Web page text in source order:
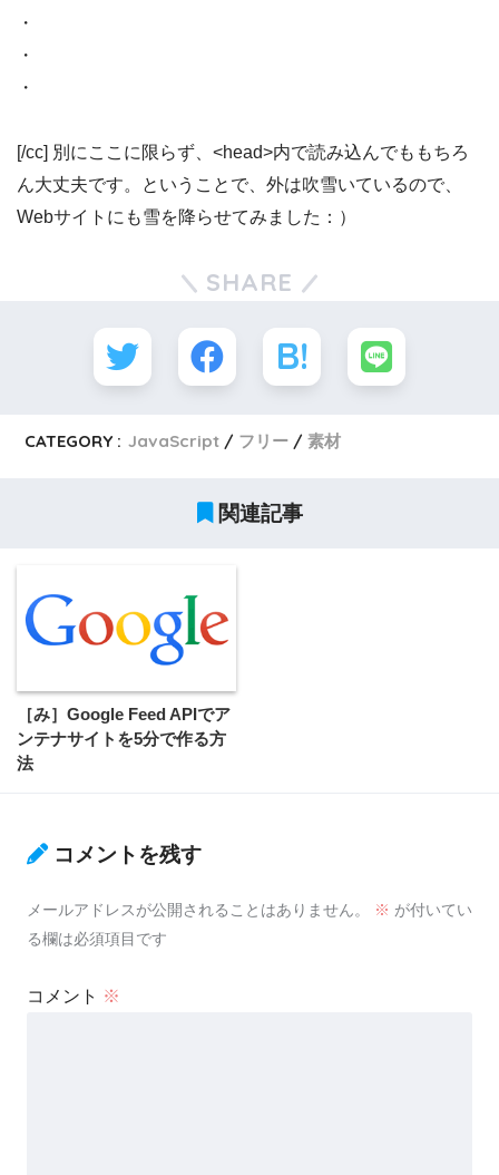
・
・
・
[/cc] 別にここに限らず、<head>内で読み込んでももちろ
ん大丈夫です。ということで、外は吹雪いているので、
Webサイトにも雪を降らせてみました：）
SHARE
CATEGORY : JavaScript フリー 素材
関連記事
［み］Google Feed APIでア
ンテナサイトを5分で作る方
法
コメントを残す
メールアドレスが公開されることはありません。 ※ が付いてい
る欄は必須項目です
コメント ※